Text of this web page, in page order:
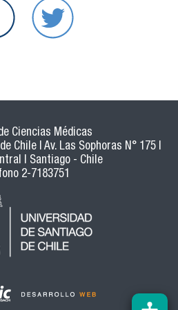
Ciencias Médicas
Chile | Av. Las Sophoras N° 175 |
| Santiago - Chile
2-7183751